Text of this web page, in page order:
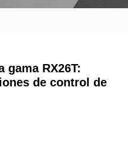
gama RX26T:
de control de